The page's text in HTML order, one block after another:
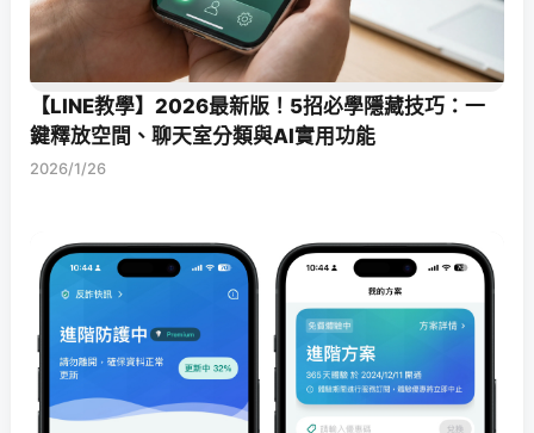
【LINE教學】2026最新版！5招必學隱藏技巧：一
鍵釋放空間、聊天室分類與AI實用功能
2026/1/26